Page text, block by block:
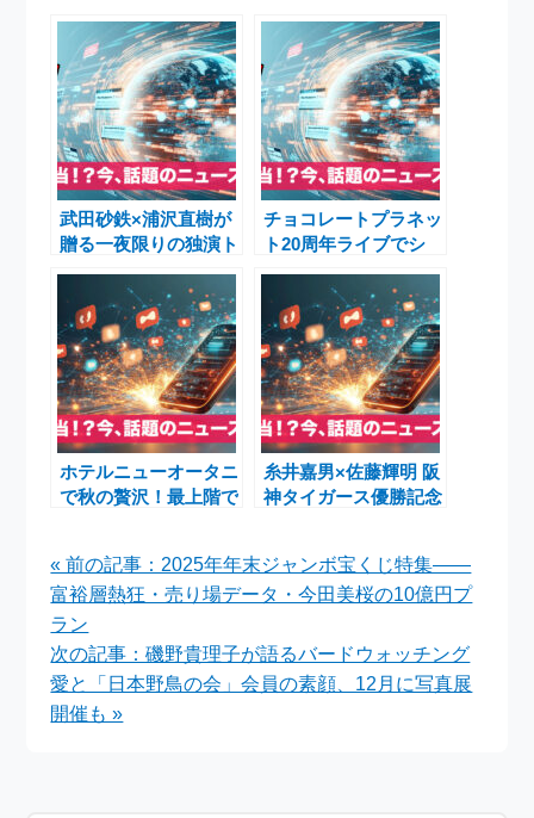
武田砂鉄×浦沢直樹が
贈る一夜限りの独演ト
イアン・ショー』
チョコレートプラネッ
ト20周年ライブでシ
GENERATIONS熱
演、感動と驚きの
「ULTRA SWEET
GALAXY」
ホテルニューオータニ
で秋の贅沢！最上階で
ィー【2025年】
糸井嘉男×佐藤輝明 阪
神タイガース優勝記念
« 前の記事：2025年年末ジャンボ宝くじ特集――
富裕層熱狂・売り場データ・今田美桜の10億円プ
ラン
次の記事：磯野貴理子が語るバードウォッチング
愛と「日本野鳥の会」会員の素顔、12月に写真展
開催も »